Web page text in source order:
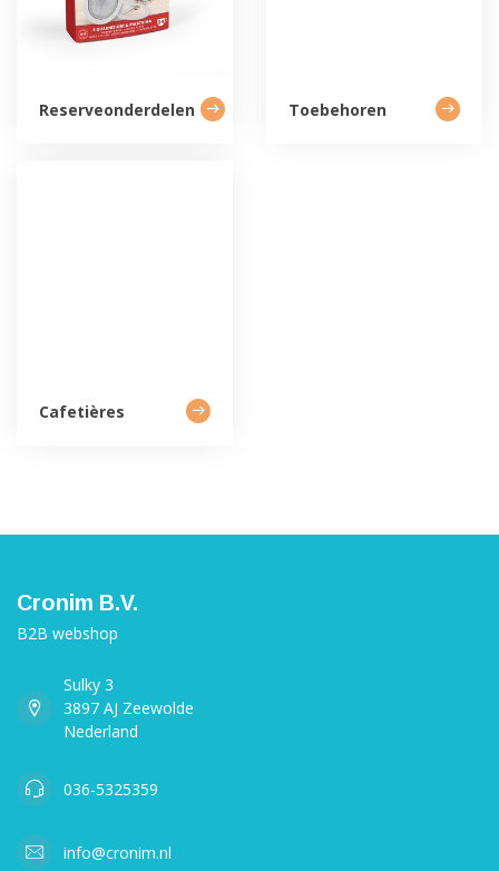
Reserveonderdelen Toebehoren
Cafetières
Cronim B.V.
B2B webshop
Sulky 3
3897 AJ Zeewolde
Nederland
036-5325359
info@cronim.nl